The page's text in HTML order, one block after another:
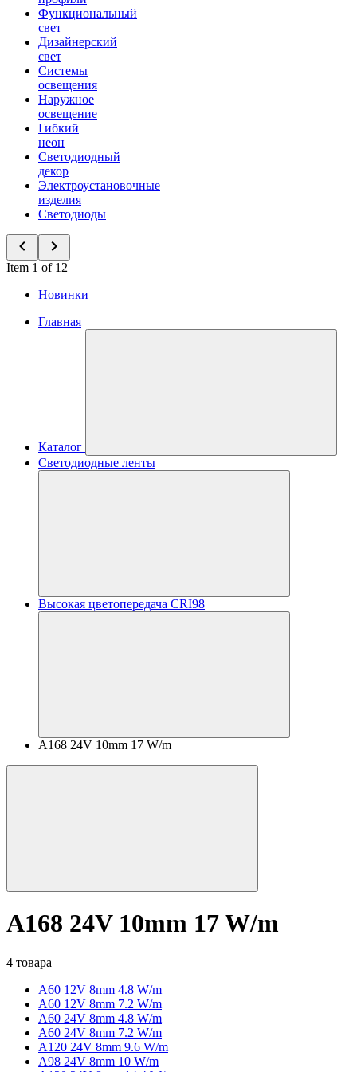
Функциональный
свет
Дизайнерский
свет
Системы
освещения
Наружное
освещение
Гибкий
неон
Светодиодный
декор
Электроустановочные
изделия
Светодиоды
Item 1 of 12
Новинки
Главная
Каталог
Светодиодные ленты
Высокая цветопередача CRI98
A168 24V 10mm 17 W/m
A168 24V 10mm 17 W/m
4 товара
A60 12V 8mm 4.8 W/m
A60 12V 8mm 7.2 W/m
A60 24V 8mm 4.8 W/m
A60 24V 8mm 7.2 W/m
A120 24V 8mm 9.6 W/m
A98 24V 8mm 10 W/m